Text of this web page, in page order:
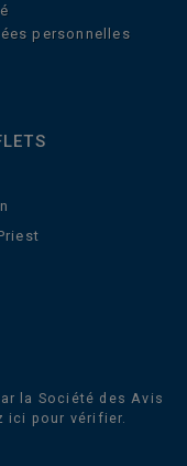
personnelles
la Société des Avis
ici pour vérifier